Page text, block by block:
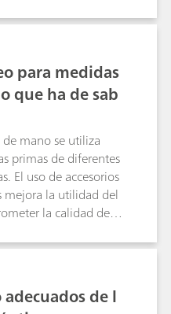
para medidas
que ha de sab
mano se utiliza
primas de diferentes
El uso de accesorios
la utilidad del
la calidad de
de l